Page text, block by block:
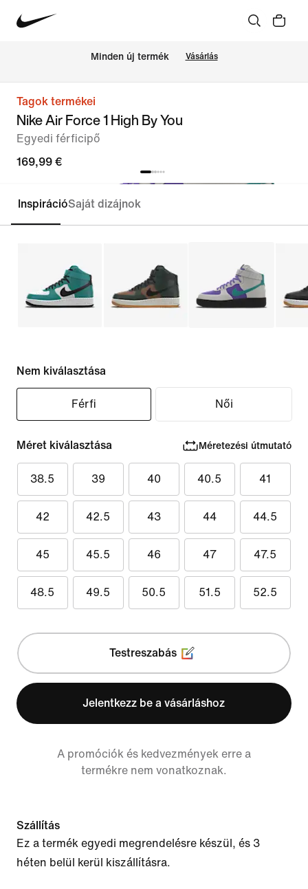
Minden új termék Vásárlás
Tagok termékei
Nike Air Force 1 High By You
Egyedi férficipő
169,99 €
Testreszabás
InspirációSaját dizájnok
Nem kiválasztása
Férfi Női
Méret kiválasztása Méretezési útmutató
38.5 39 40 40.5 41
42 42.5 43 44 44.5
45 45.5 46 47 47.5
48.5 49.5 50.5 51.5 52.5
Testreszabás
Jelentkezz be a vásárláshoz
A promóciók és kedvezmények erre a
termékre nem vonatkoznak.
Szállítás
Ez a termék egyedi megrendelésre készül, és 3
héten belül kerül kiszállításra.